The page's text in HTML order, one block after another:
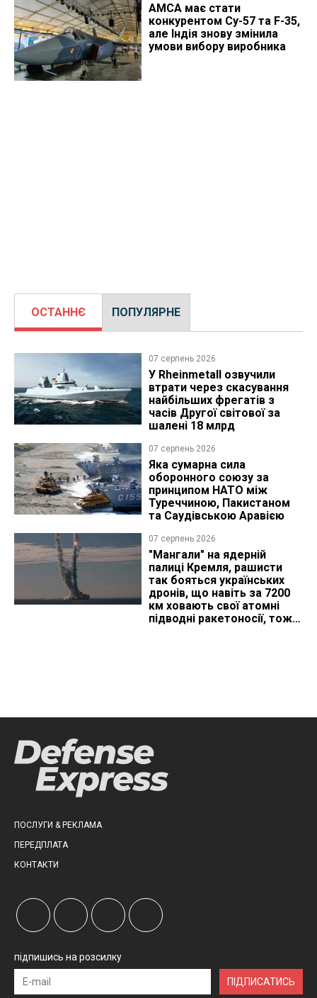
AMCA має стати
конкурентом Су-57 та F-35,
але Індія знову змінила
умови вибору виробника
ОСТАННЄ ПОПУЛЯРНЕ
07 серпень 2026
У Rheinmetall озвучили
втрати через скасування
найбільших фрегатів з
часів Другої світової за
шалені 18 млрд
07 серпень 2026
Яка сумарна сила
оборонного союзу за
принципом НАТО між
Туреччиною, Пакистаном
та Саудівською Аравією
07 серпень 2026
"Мангали" на ядерній
палиці Кремля, рашисти
так бояться українських
дронів, що навіть за 7200
км ховають свої атомні
підводні ракетоносії, тож
ПОСЛУГИ & РЕКЛАМА
ПЕРЕДПЛАТА
КОНТАКТИ
підпишись на розсилку
ПІДПИСАТИСЬ